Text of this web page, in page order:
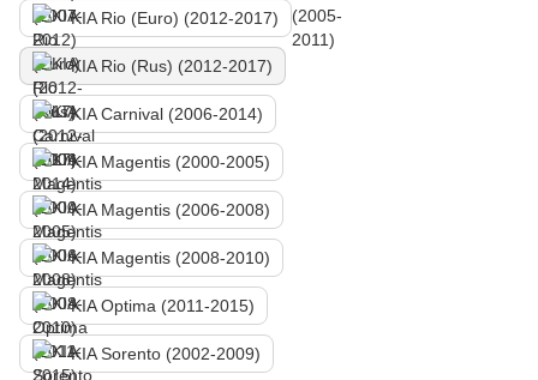
KIA Rio (Euro) (2012-2017)
KIA Rio (Rus) (2012-2017)
KIA Carnival (2006-2014)
KIA Magentis (2000-2005)
KIA Magentis (2006-2008)
KIA Magentis (2008-2010)
KIA Optima (2011-2015)
KIA Sorento (2002-2009)